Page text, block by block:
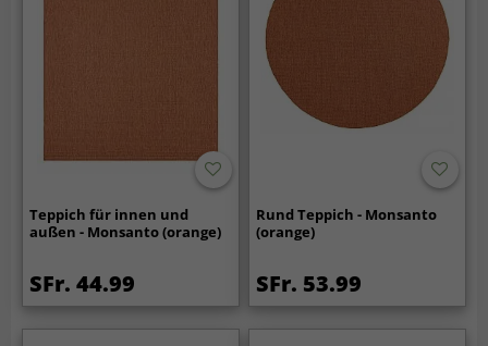
Teppich für innen und
außen - Monsanto (orange)
SFr. 44.99
Rund Teppich - Monsanto
(orange)
SFr. 53.99